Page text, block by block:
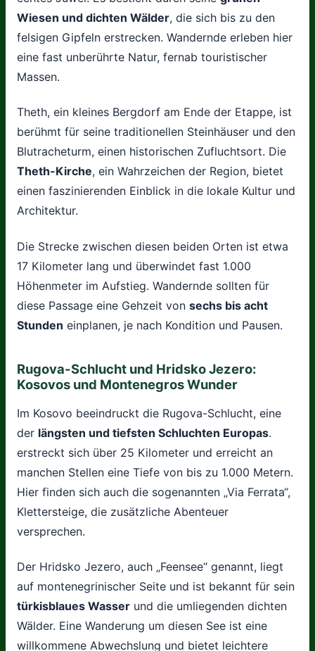
Wiesen und dichten Wälder, die sich bis zu den
felsigen Gipfeln erstrecken. Wandernde erleben hier
eine fast unberührte Natur, fernab touristischer
Massen.
Theth, ein kleines Bergdorf am Ende der Etappe, ist
berühmt für seine traditionellen Steinhäuser und den
Blutracheturm, einen historischen Zufluchtsort. Die
Theth-Kirche, ein Wahrzeichen der Region, bietet
einen faszinierenden Einblick in die lokale Kultur und
Architektur.
Die Strecke zwischen diesen beiden Orten ist etwa
17 Kilometer lang und überwindet fast 1.000
Höhenmeter im Aufstieg. Wandernde sollten für
diese Passage eine Gehzeit von sechs bis acht
Stunden einplanen, je nach Kondition und Pausen.
Rugova-Schlucht und Hridsko Jezero:
Kosovos und Montenegros Wunder
Im Kosovo beeindruckt die Rugova-Schlucht, eine
der längsten und tiefsten Schluchten Europas.
erstreckt sich über 25 Kilometer und erreicht an
manchen Stellen eine Tiefe von bis zu 1.000 Metern.
Hier finden sich auch die sogenannten „Via Ferrata“,
Klettersteige, die zusätzliche Abenteuer
versprechen.
Der Hridsko Jezero, auch „Feensee“ genannt, liegt
auf montenegrinischer Seite und ist bekannt für sein
türkisblaues Wasser und die umliegenden dichten
Wälder. Eine Wanderung um diesen See ist eine
willkommene Abwechslung und bietet leichtere